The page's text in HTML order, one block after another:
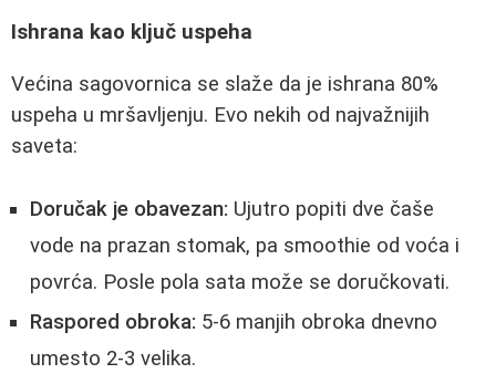
Ishrana kao ključ uspeha
Većina sagovornica se slaže da je ishrana 80%
uspeha u mršavljenju. Evo nekih od najvažnijih
saveta:
Doručak je obavezan: Ujutro popiti dve čaše
vode na prazan stomak, pa smoothie od voća i
povrća. Posle pola sata može se doručkovati.
Raspored obroka: 5-6 manjih obroka dnevno
umesto 2-3 velika.